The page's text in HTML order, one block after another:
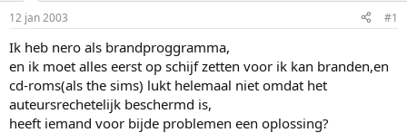
p
s
t
a
r
t
e
r
m
12 jan 2003 #1
Ik heb nero als brandproggramma,
en ik moet alles eerst op schijf zetten voor ik kan branden,en
cd-roms(als the sims) lukt helemaal niet omdat het
auteursrechetelijk beschermd is,
heeft iemand voor bijde problemen een oplossing?